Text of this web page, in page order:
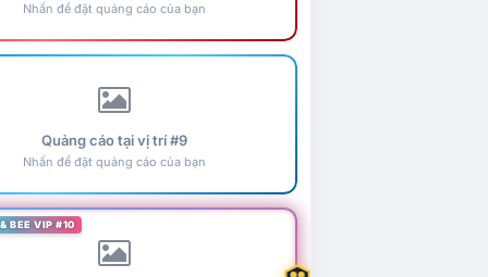
Nhấn để đặt quảng cáo của bạn
Quảng cáo tại vị trí #9
Nhấn để đặt quảng cáo của bạn
BEE VIP #10